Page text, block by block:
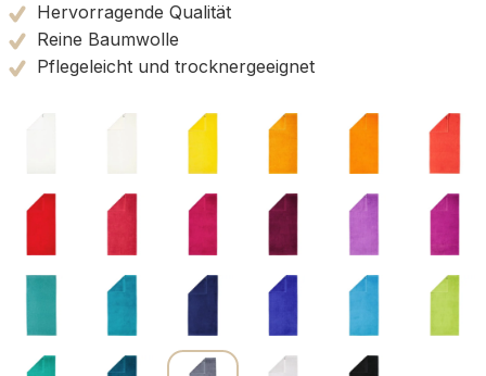
Hervorragende Qualität
Reine Baumwolle
Pflegeleicht und trocknergeeignet